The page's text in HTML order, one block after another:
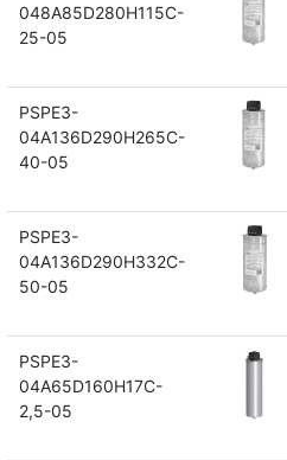
048A85D280H115C-
25-05
PSPE3-
04A136D290H265C-
40-05
PSPE3-
04A136D290H332C-
50-05
PSPE3-
04A65D160H17C-
2,5-05